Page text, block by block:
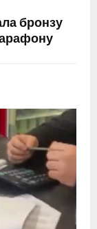
бронзу